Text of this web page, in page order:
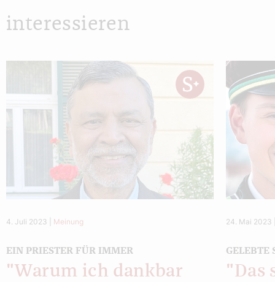
interessieren
4. Juli 2023 Meinung
EIN PRIESTER FÜR IMMER
"Warum ich dankbar
24. Mai 2023
GELEBTE
"Das